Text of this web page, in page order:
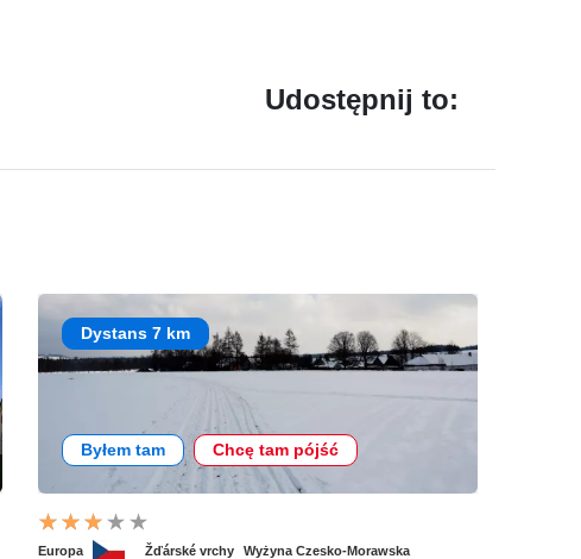
Udostępnij to:
Dystans 7 km
Byłem tam Chcę tam pójść
Europa Žďárské vrchy Wyżyna Czesko-Morawska